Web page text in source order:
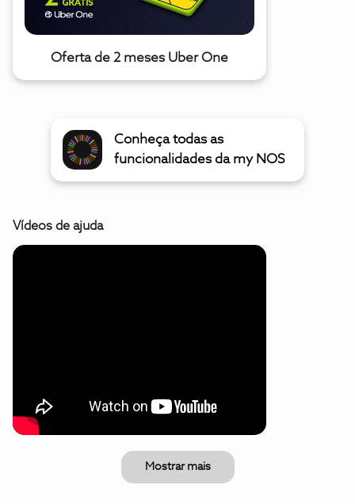
Oferta de 2 meses Uber One
Conheça todas as
funcionalidades da my NOS
Vídeos de ajuda
Mostrar mais